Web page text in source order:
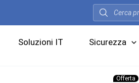
Products
search
Soluzioni IT Sicurezza
Offerta